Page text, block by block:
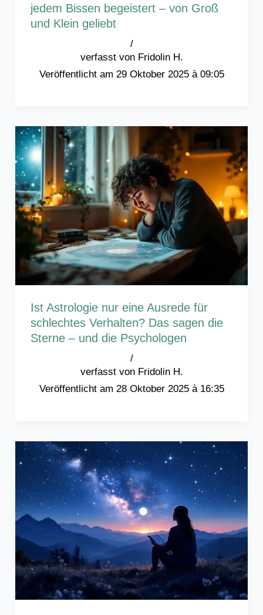
jedem Bissen begeistert – von Groß
und Klein geliebt
Fridolin H.
/
29 Oktober 2025 à 09:05
Ist Astrologie nur eine Ausrede für
schlechtes Verhalten? Das sagen die
Sterne – und die Psychologen
Fridolin H.
/
28 Oktober 2025 à 16:35